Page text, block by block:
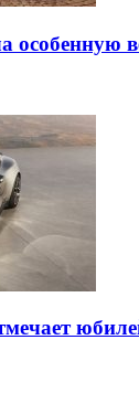
особенную